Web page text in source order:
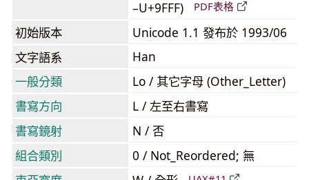
–U+9FFF)
PDF表格
初始版本
Unicode 1.1 發布於 1993/06
文字語系
Han
一般分類
Lo / 其它字母 (Other_Letter)
書寫方向
L / 左至右書寫
書寫鏡射
N / 否
組合類別
0 / Not_Reordered; 無